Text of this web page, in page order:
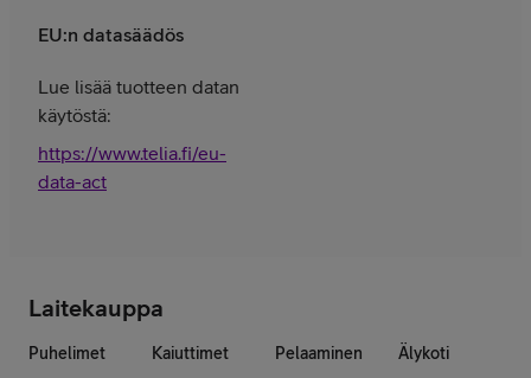
EU:n datasäädös
Lue lisää tuotteen datan
käytöstä:
https://www.telia.fi/eu-
data-act
Laitekauppa
Puhelimet Kaiuttimet Pelaaminen Älykoti